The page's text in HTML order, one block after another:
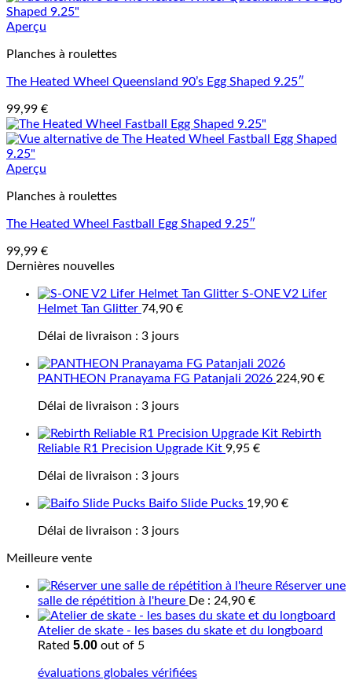
Aperçu
Planches à roulettes
The Heated Wheel Queensland 90’s Egg Shaped 9.25″
99,99 €
Aperçu
Planches à roulettes
The Heated Wheel Fastball Egg Shaped 9.25″
99,99 €
Dernières nouvelles
S-ONE V2 Lifer
Helmet Tan Glitter 74,90 €
Délai de livraison : 3 jours
PANTHEON Pranayama FG Patanjali 2026 224,90 €
Délai de livraison : 3 jours
Rebirth
Reliable R1 Precision Upgrade Kit 9,95 €
Délai de livraison : 3 jours
Baifo Slide Pucks 19,90 €
Délai de livraison : 3 jours
Meilleure vente
Réserver une
salle de répétition à l'heure De : 24,90 €
Atelier de skate - les bases du skate et du longboard
Rated 5.00 out of 5
évaluations globales vérifiées